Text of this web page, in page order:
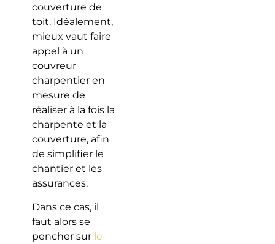
couverture de
toit. Idéalement,
mieux vaut faire
appel à un
couvreur
charpentier en
mesure de
réaliser à la fois la
charpente et la
couverture, afin
de simplifier le
chantier et les
assurances.
Dans ce cas, il
faut alors se
pencher sur le